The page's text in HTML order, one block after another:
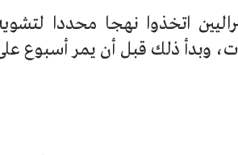
اتخذوا نهجا محددا
وبدأ ذلك قبل أن يمر أسبوع